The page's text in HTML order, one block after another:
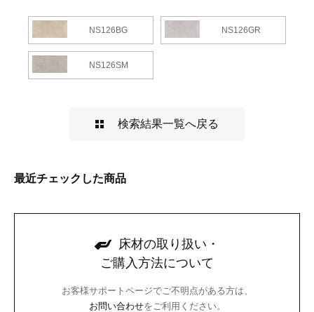
NS126BG NS126GR
NS126SM
検索結果一覧へ戻る
最近チェックした商品
床材の取り扱い・
ご購入方法について
お客様サポートページでご不明点がある方は、
お問い合わせをご利用ください。